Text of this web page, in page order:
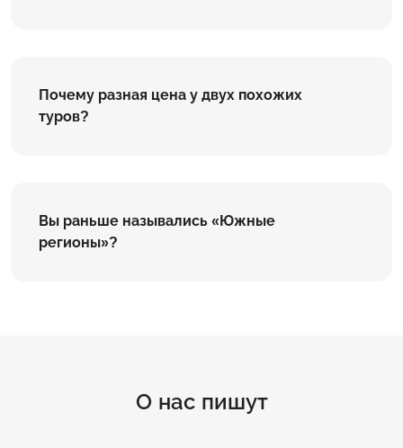
Почему разная цена у двух похожих
туров?
Вы раньше назывались «Южные
регионы»?
О нас пишут